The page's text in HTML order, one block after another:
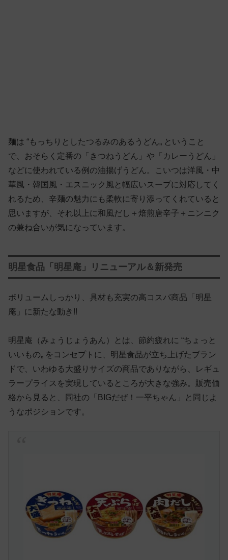
麺は “もっちりとしたつるみのあるうどん„ ということ
で、おそらく定番の「きつねうどん」や「カレーうどん」
などに使われている例の油揚げうどん。こいつは洋風・中
華風・韓国風・エスニック風と幅広いスープに対応してく
れるため、辛麺の魅力にも柔軟に寄り添ってくれていると
思いますが、それ以上に和風だし＋焙煎唐辛子＋ニンニク
の兼ね合いが気になっています。
明星食品「明星庵」リニューアル＆新発売
ボリュームしっかり、具材も充実の高コスパ商品「明星
庵」に新たな動き!!
明星庵（みょうじょうあん）とは、節約疲れに “ちょっと
いいもの„ をコンセプトに、明星食品が立ち上げたブラン
ドで、いわゆる大盛りサイズの商品でありながら、レギュ
ラープライスを実現しているところが大きな強み。販売価
格から見ると、同社の「BIGだぜ！一平ちゃん」と同じよ
うなポジションです。